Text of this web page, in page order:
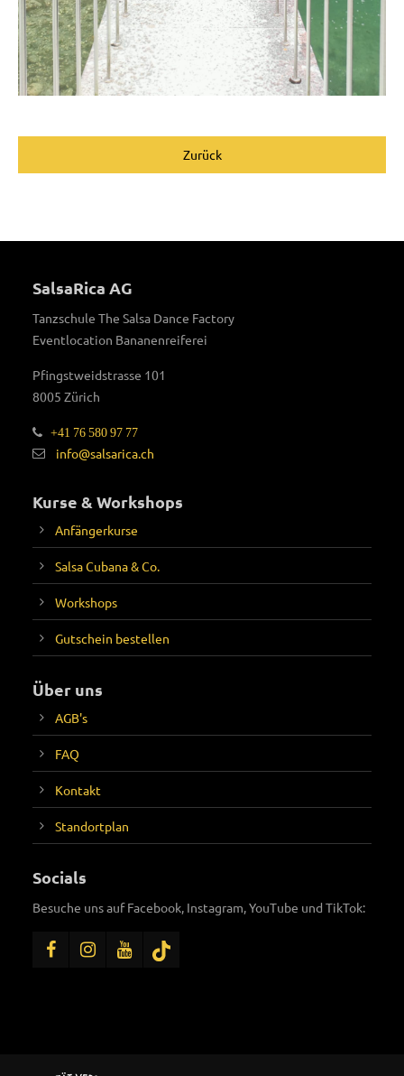
Zurück
SalsaRica AG
Tanzschule The Salsa Dance Factory
Eventlocation Bananenreiferei
Pfingstweidstrasse 101
8005 Zürich
+41 76 580 97 77
info@salsarica.ch
Kurse & Workshops
Anfängerkurse
Salsa Cubana & Co.
Workshops
Gutschein bestellen
Über uns
AGB's
FAQ
Kontakt
Standortplan
Socials
Besuche uns auf Facebook, Instagram, YouTube und TikTok: